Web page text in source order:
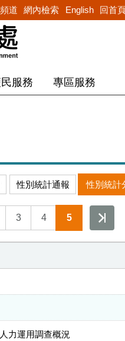
道 網內檢索 English 回首
服務 專區服務
性別統計通報 性別統計
3 4 5
力運用調查概況